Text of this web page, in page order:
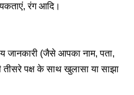
रंग आदि।
जानकारी (जैसे आपका नाम, पता,
पक्ष के साथ खुलासा या साझा